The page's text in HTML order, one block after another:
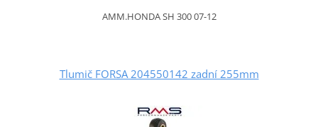
AMM.HONDA SH 300 07-12
Tlumič FORSA 204550142 zadní 255mm